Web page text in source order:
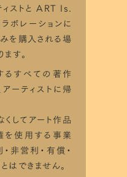
ストと ART Is.
ボレーションに
を購入される場
す。
るすべての著作
ーティストに帰
くしてアート作品
を使用する事業
非営利・有償・
はできません。
1